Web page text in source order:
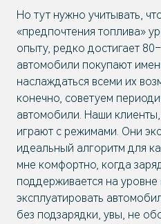
Но тут нужно учитывать,
«предпочтения топлива»
опыту, редко достигает
автомобили покупают
наслаждаться всеми их
конечно, советуем
автомобили. Наши
играют с режимами. Они
идеальный алгоритм для
мне комфортно, когда
поддерживается на уровне
эксплуатировать
без подзарядки, увы, не